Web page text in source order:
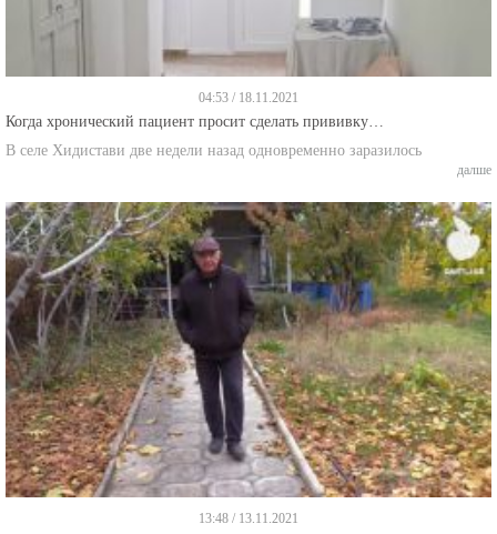
04:53 / 18.11.2021
Когда хронический пациент просит сделать прививку…
В селе Хидистави две недели назад одновременно заразилось
далше
13:48 / 13.11.2021